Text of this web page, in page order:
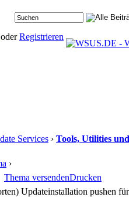
oderRegistrieren
Services › Tools, Utilities
›
Thema versendenDrucken
Updateinstallation pushen